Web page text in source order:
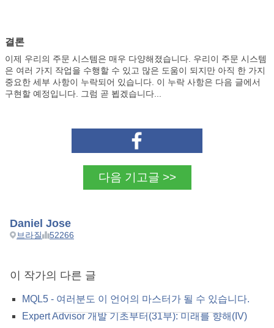
결론
이제 우리의 주문 시스템은 매우 다양해졌습니다. 우리이 주문 시스템
은 여러 가지 작업을 수행할 수 있고 많은 도움이 되지만 아직 한 가지
중요한 세부 사항이 누락되어 있습니다. 이 누락 사항은 다음 글에서
구현할 예정입니다. 그럼 곧 뵙겠습니다...
다음 기고글 >>
Daniel Jose
브라질 52266
이 작가의 다른 글
MQL5 - 여러분도 이 언어의 마스터가 될 수 있습니다.
Expert Advisor 개발 기초부터(31부): 미래를 향해(IV)